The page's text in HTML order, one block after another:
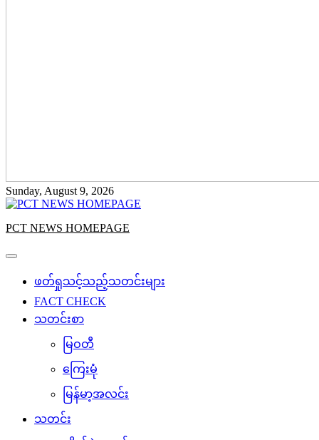
Sunday, August 9, 2026
PCT NEWS HOMEPAGE
ဖတ်ရှုသင့်သည့်သတင်းများ
FACT CHECK
သတင်းစာ
မြဝတီ
ကြေးမုံ
မြန်မာ့အလင်း
သတင်း